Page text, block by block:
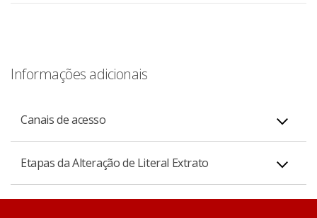
Informações adicionais
Canais de acesso
Pelo internet banking empresarial, você pode receber
Etapas da Alteração de Literal Extrato